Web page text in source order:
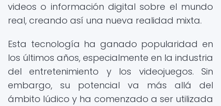
videos o información digital sobre el mundo
real, creando así una nueva realidad mixta.
Esta tecnología ha ganado popularidad en
los últimos años, especialmente en la industria
del entretenimiento y los videojuegos. Sin
embargo, su potencial va más allá del
ámbito lúdico y ha comenzado a ser utilizada